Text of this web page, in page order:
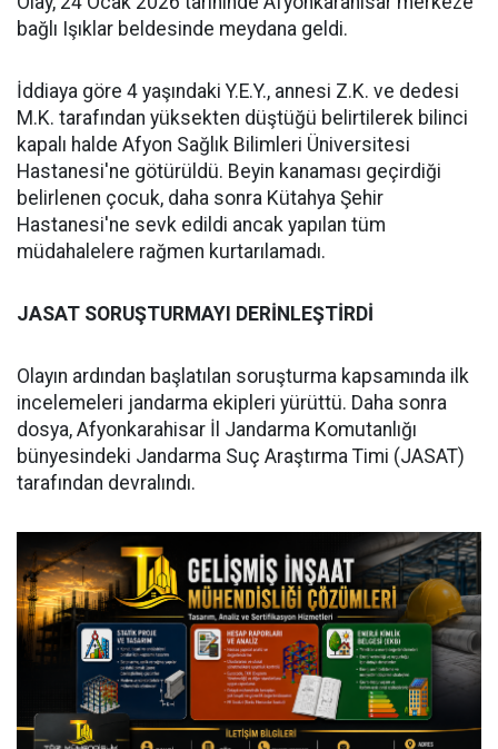
bağlı Işıklar beldesinde meydana geldi.
İddiaya göre 4 yaşındaki Y.E.Y., annesi Z.K. ve dedesi
M.K. tarafından yüksekten düştüğü belirtilerek bilinci
kapalı halde Afyon Sağlık Bilimleri Üniversitesi
Hastanesi'ne götürüldü. Beyin kanaması geçirdiği
belirlenen çocuk, daha sonra Kütahya Şehir
Hastanesi'ne sevk edildi ancak yapılan tüm
müdahalelere rağmen kurtarılamadı.
JASAT SORUŞTURMAYI DERİNLEŞTİRDİ
Olayın ardından başlatılan soruşturma kapsamında ilk
incelemeleri jandarma ekipleri yürüttü. Daha sonra
dosya, Afyonkarahisar İl Jandarma Komutanlığı
bünyesindeki Jandarma Suç Araştırma Timi (JASAT)
tarafından devralındı.